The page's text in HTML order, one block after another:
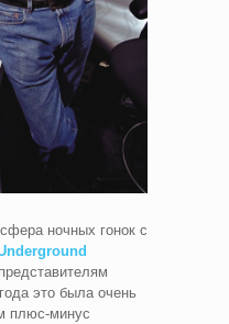
ночных гонок с
это была очень
плюс-минус